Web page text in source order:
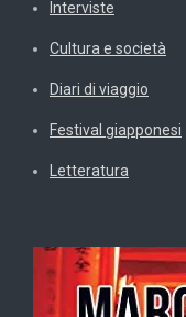
Interviste
Cultura e società
Diari di viaggio
Festival giapponesi
Letteratura